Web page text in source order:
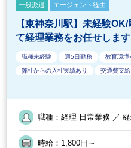
一般派遣 エージェント経由
【東神奈川駅】未経験
て経理業務をお任せします
職種未経験 週5日勤務 教育環境
弊社からの入社実績あり 交通費支給
残業月10時間未満 オフィスが分煙
残業なし
職種
時給：1,800円～